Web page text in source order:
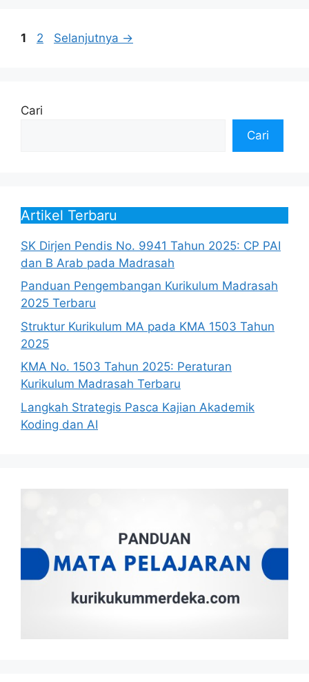
Halaman
1 Halaman
2 Selanjutnya →
Cari
Cari
Artikel Terbaru
SK Dirjen Pendis No. 9941 Tahun 2025: CP PAI
dan B Arab pada Madrasah
Panduan Pengembangan Kurikulum Madrasah
2025 Terbaru
Struktur Kurikulum MA pada KMA 1503 Tahun
2025
KMA No. 1503 Tahun 2025: Peraturan
Kurikulum Madrasah Terbaru
Langkah Strategis Pasca Kajian Akademik
Koding dan AI